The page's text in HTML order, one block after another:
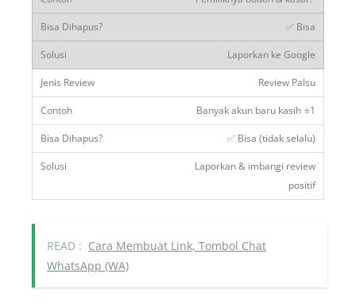
✅ Bisa
Laporkan ke Google
Review Palsu
Banyak akun baru kasih ⭐1
✅ Bisa (tidak selalu)
Laporkan & imbangi review
positif
READ : Cara Membuat Link, Tombol Chat
WhatsApp (WA)